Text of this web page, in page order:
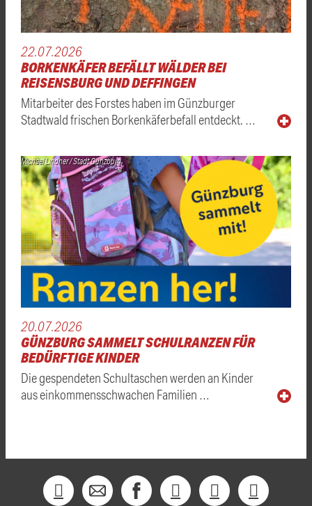
22.07.2026
BORKENKÄFER BEFÄLLT WÄLDER BEI
REISENSBURG UND DEFFINGEN
Mitarbeiter des Forstes haben im Günzburger
Stadtwald frischen Borkenkäferbefall entdeckt. …
Michael Lindner / Stadt Günzburg
20.07.2026
GÜNZBURG SAMMELT SCHULRANZEN FÜR
BEDÜRFTIGE KINDER
Die gespendeten Schultaschen werden an Kinder
aus einkommensschwachen Familien …